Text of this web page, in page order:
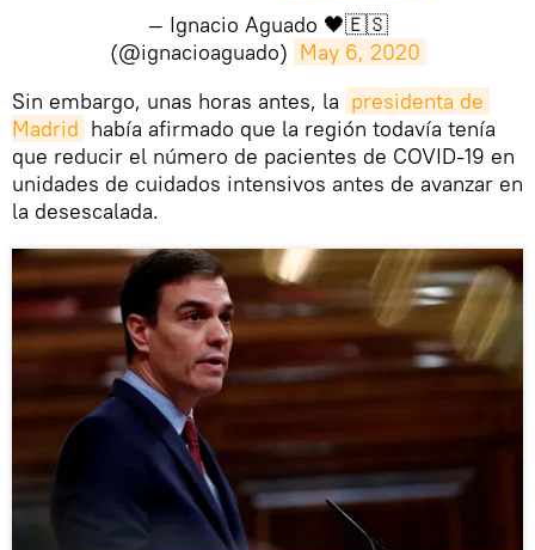
— Ignacio Aguado 🖤🇪🇸
(@ignacioaguado) May 6, 2020
​Sin embargo, unas horas antes, la presidenta de
Madrid había afirmado que la región todavía tenía
que reducir el número de pacientes de COVID-19 en
unidades de cuidados intensivos antes de avanzar en
la desescalada.